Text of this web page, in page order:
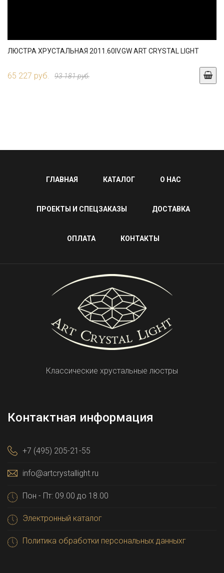
ЛЮСТРА ХРУСТАЛЬНАЯ 2011.60IV.GW ART CRYSTAL LIGHT
65 227 руб. 93 181 руб.
ГЛАВНАЯ КАТАЛОГ О НАС
ПРОЕКТЫ И СПЕЦЗАКАЗЫ ДОСТАВКА
ОПЛАТА КОНТАКТЫ
Классические хрустальные люстры
Контактная информация
+7 (495) 205-21-55
info@artcrystallight.ru
Пон - Пт: 09.00 до 18.00
Электронный каталог
Политика обработки персональных данныхг